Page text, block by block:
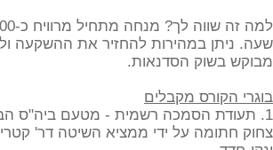
שעה. ניתן במהירות להחזיר את ההשקעה
מבוקש בשוק הסדנאות.
בוגרי הקורס מקבלים
1. תעודת הסמכה רשמית - מטעם ביה"ס
צחוק חתומה על ידי ממציא השיטה דר'